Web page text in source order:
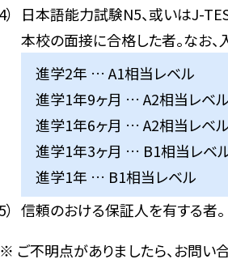
日本語能力試験N5、或いはJ-
本校の面接に合格した者。なお
進学2年 … A1相当レベル
進学1年9ヶ月 … A2相当レベル
進学1年6ヶ月 … A2相当レベル
進学1年3ヶ月 … B1相当レベ
進学1年 … B1相当レベル
信頼のおける保証人を有する者。
※ ご不明点がありましたら、お問い